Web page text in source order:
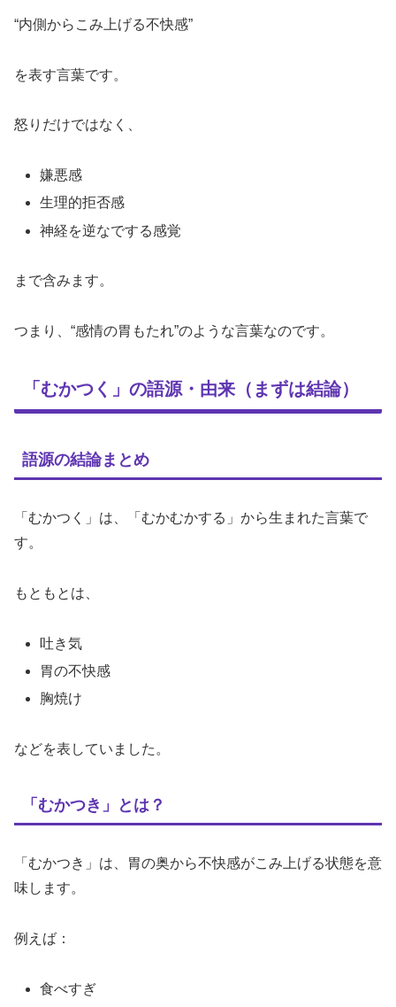
“内側からこみ上げる不快感”
を表す言葉です。
怒りだけではなく、
嫌悪感
生理的拒否感
神経を逆なでする感覚
まで含みます。
つまり、“感情の胃もたれ”のような言葉なのです。
「むかつく」の語源・由来（まずは結論）
語源の結論まとめ
「むかつく」は、「むかむかする」から生まれた言葉で
す。
もともとは、
吐き気
胃の不快感
胸焼け
などを表していました。
「むかつき」とは？
「むかつき」は、胃の奥から不快感がこみ上げる状態を意
味します。
例えば：
食べすぎ